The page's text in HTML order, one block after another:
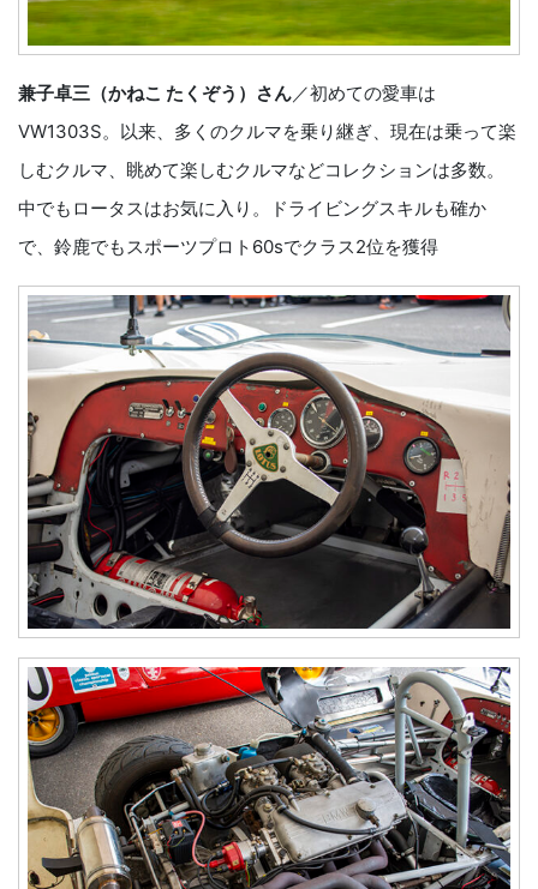
兼子卓三（かねこ たくぞう）さん／初めての愛車は
VW1303S。以来、多くのクルマを乗り継ぎ、現在は乗って楽
しむクルマ、眺めて楽しむクルマなどコレクションは多数。
中でもロータスはお気に入り。ドライビングスキルも確か
で、鈴鹿でもスポーツプロト60sでクラス2位を獲得